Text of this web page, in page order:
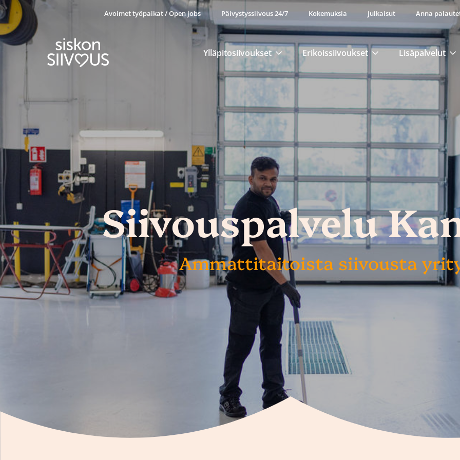
Avoimet työpaikat / Open jobs Päivystyssiivous 24/7 Kokemuksia Julkaisut Anna
Ylläpitosiivoukset Erikoissiivoukset Lisäpalvelut
Siivouspalvelu
Ammattitaitoista siivousta